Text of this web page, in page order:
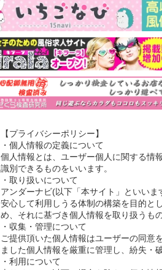
【プライバシーポリシー】
・個人情報の定義について
個人情報とは、ユーザー個人に関する情
識別できるものをいいます。
・取り扱いについて
アンダーナビ(以下「本サイト」といい
安心して利用しうる体制の構築を目的と
め、それに基づき個人情報を取り扱うも
・収集・管理について
ご提供頂いた個人情報はユーザーの同意
ました個人情報を厳重に管理し、紛失・
・利用について